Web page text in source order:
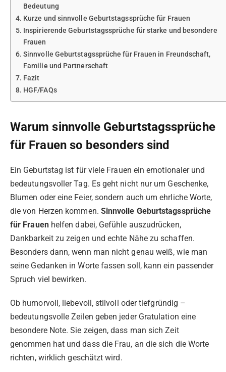
Bedeutung
Kurze und sinnvolle Geburtstagssprüche für Frauen
Inspirierende Geburtstagssprüche für starke und besondere
Frauen
Sinnvolle Geburtstagssprüche für Frauen in Freundschaft,
Familie und Partnerschaft
Fazit
HGF/FAQs
Warum sinnvolle Geburtstagssprüche
für Frauen so besonders sind
Ein Geburtstag ist für viele Frauen ein emotionaler und
bedeutungsvoller Tag. Es geht nicht nur um Geschenke,
Blumen oder eine Feier, sondern auch um ehrliche Worte,
die von Herzen kommen. Sinnvolle Geburtstagssprüche
für Frauenhelfen dabei, Gefühle auszudrücken,
Dankbarkeit zu zeigen und echte Nähe zu schaffen.
Besonders dann, wenn man nicht genau weiß, wie man
seine Gedanken in Worte fassen soll, kann ein passender
Spruch viel bewirken.
Ob humorvoll, liebevoll, stilvoll oder tiefgründig –
bedeutungsvolle Zeilen geben jeder Gratulation eine
besondere Note. Sie zeigen, dass man sich Zeit
genommen hat und dass die Frau, an die sich die Worte
richten, wirklich geschätzt wird.